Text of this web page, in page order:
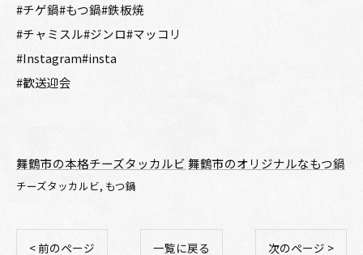
#チゲ鍋#もつ鍋#鉄板焼
#チャミスル#ジンロ#マッコリ
#Instagram#insta
#歓送迎会
舞鶴市の本格チーズタッカルビ舞鶴市のオリジナルなもつ鍋
チーズタッカルビ もつ鍋
< 前のページ 一覧に戻る 次のページ >